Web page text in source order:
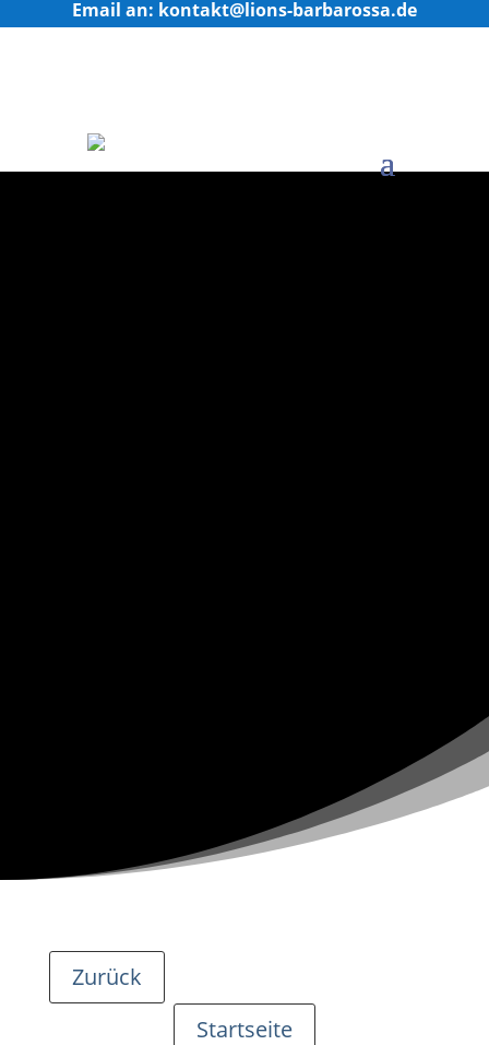
Email an: kontakt@lions-barbarossa.de
Zurück
Startseite